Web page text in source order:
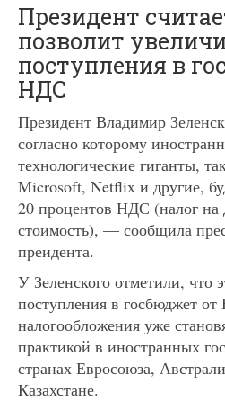
Президент
позволит
поступления в
НДС
Президент Владимир
согласно которому
технологические гиганты,
Microsoft, Netflix и другие,
20 процентов НДС (налог на
стоимость), — сообщила
преидента.
У Зеленского отметили, что
поступления в госбюджет
налогообложения уже
практикой в ​​иностранных
странах Евросоюза,
Казахстане.